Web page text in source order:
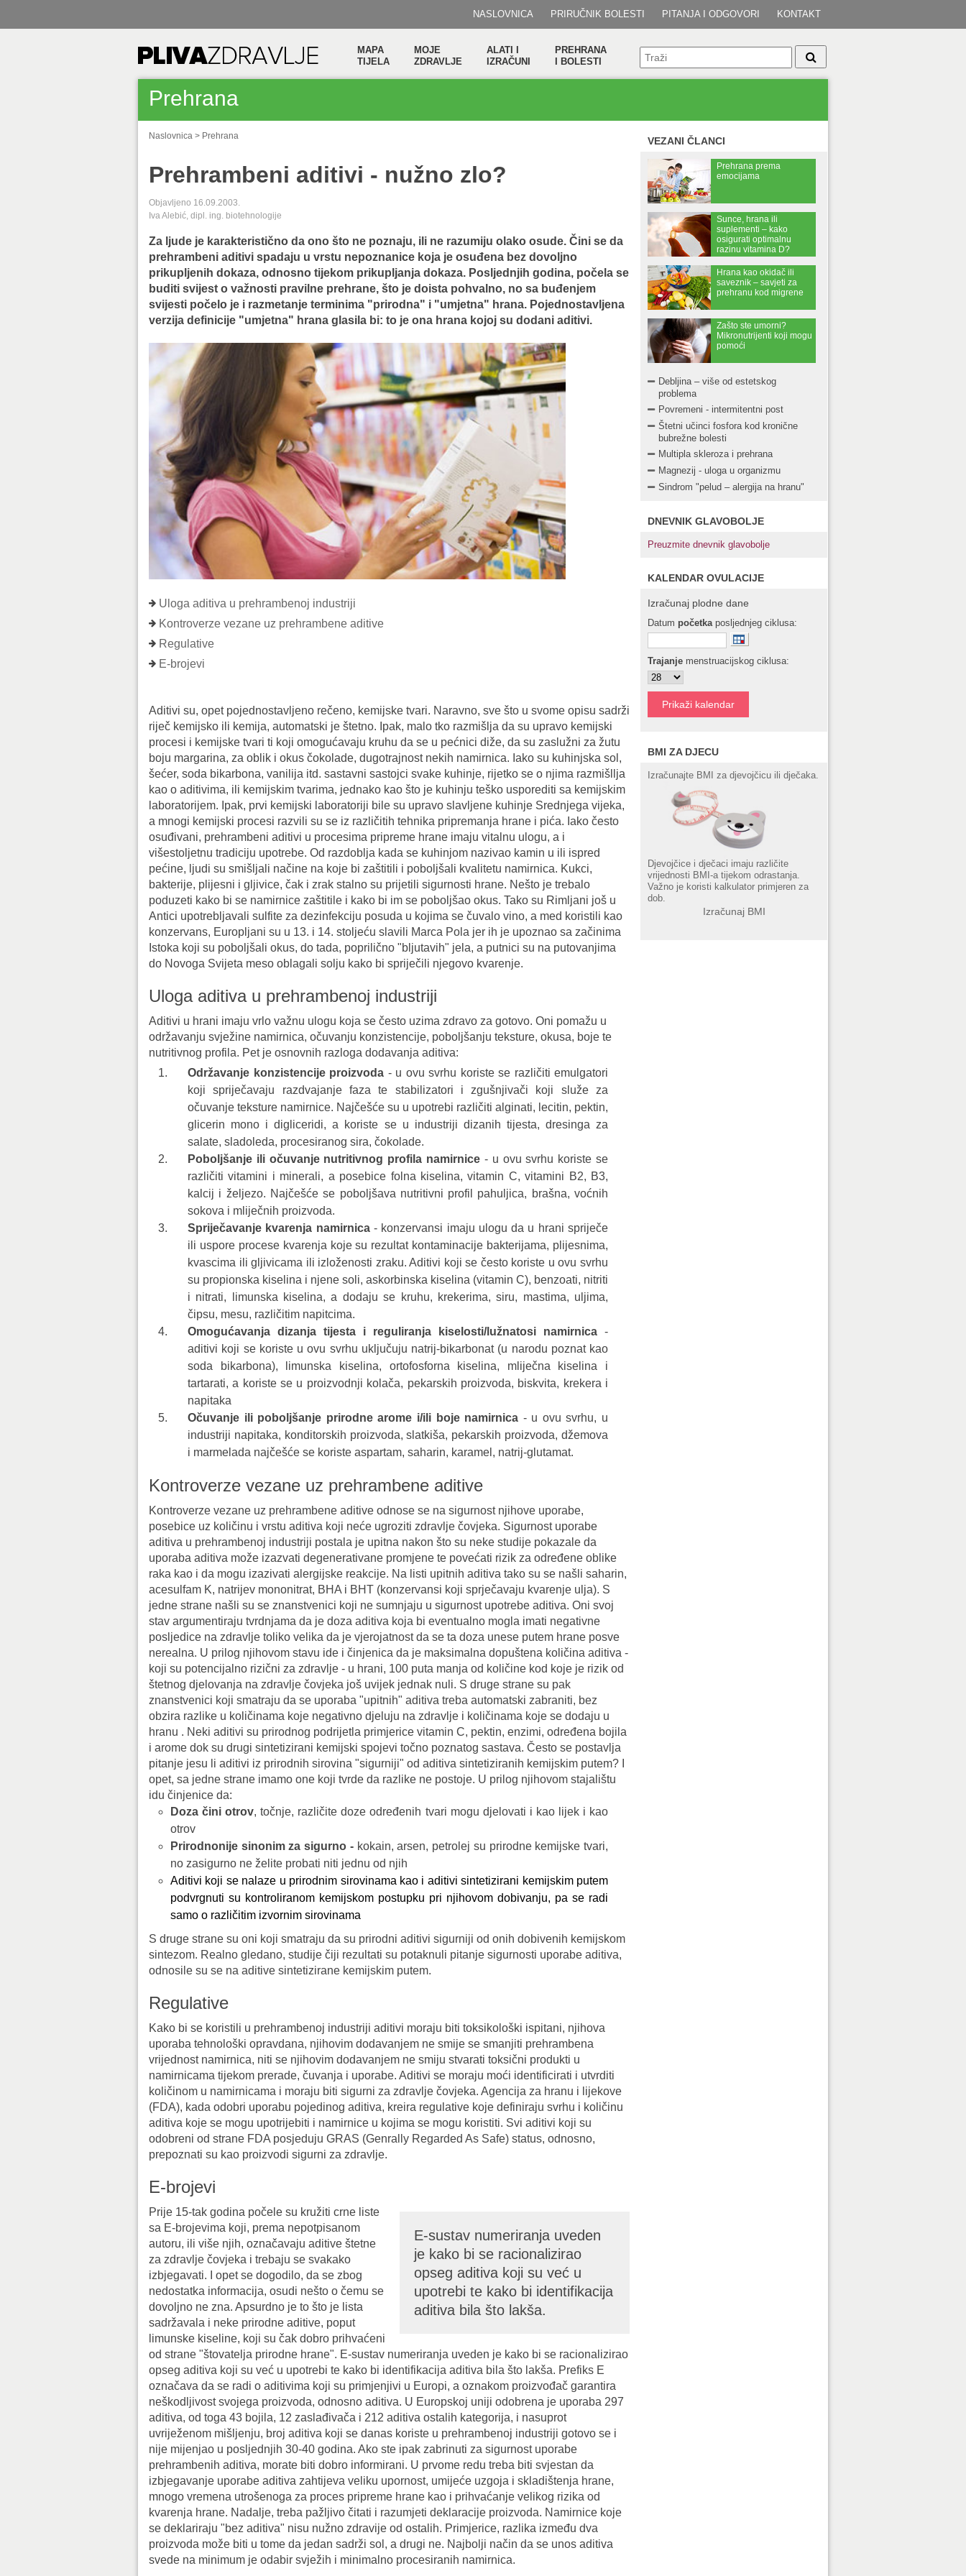
NASLOVNICA PRIRUČNIK BOLESTI PITANJA I ODGOVORI KONTAKT
MAPA
TIJELA
MOJE
ZDRAVLJE
ALATI I
IZRAČUNI
PREHRANA
I BOLESTI
Prehrana
Naslovnica > Prehrana
Prehrambeni aditivi - nužno zlo?
Objavljeno 16.09.2003.
Iva Alebić, dipl. ing. biotehnologije
Za ljude je karakteristično da ono što ne poznaju, ili ne razumiju olako osude. Čini se da
prehrambeni aditivi spadaju u vrstu nepoznanice koja je osuđena bez dovoljno
prikupljenih dokaza, odnosno tijekom prikupljanja dokaza. Posljednjih godina, počela se
buditi svijest o važnosti pravilne prehrane, što je doista pohvalno, no sa buđenjem
svijesti počelo je i razmetanje terminima "prirodna" i "umjetna" hrana. Pojednostavljena
verzija definicije "umjetna" hrana glasila bi: to je ona hrana kojoj su dodani aditivi.
Uloga aditiva u prehrambenoj industriji
Kontroverze vezane uz prehrambene aditive
Regulative
E-brojevi
Aditivi su, opet pojednostavljeno rečeno, kemijske tvari. Naravno, sve što u svome opisu sadrži
riječ kemijsko ili kemija, automatski je štetno. Ipak, malo tko razmišlja da su upravo kemijski
procesi i kemijske tvari ti koji omogućavaju kruhu da se u pećnici diže, da su zaslužni za žutu
boju margarina, za oblik i okus čokolade, dugotrajnost nekih namirnica. Iako su kuhinjska sol,
šećer, soda bikarbona, vanilija itd. sastavni sastojci svake kuhinje, rijetko se o njima razmišllja
kao o aditivima, ili kemijskim tvarima, jednako kao što je kuhinju teško usporediti sa kemijskim
laboratorijem. Ipak, prvi kemijski laboratoriji bile su upravo slavljene kuhinje Srednjega vijeka,
a mnogi kemijski procesi razvili su se iz različitih tehnika pripremanja hrane i pića. Iako često
osuđivani, prehrambeni aditivi u procesima pripreme hrane imaju vitalnu ulogu, a i
višestoljetnu tradiciju upotrebe. Od razdoblja kada se kuhinjom nazivao kamin u ili ispred
pećine, ljudi su smišljali načine na koje bi zaštitili i poboljšali kvalitetu namirnica. Kukci,
bakterije, plijesni i gljivice, čak i zrak stalno su prijetili sigurnosti hrane. Nešto je trebalo
poduzeti kako bi se namirnice zaštitile i kako bi im se poboljšao okus. Tako su Rimljani još u
Antici upotrebljavali sulfite za dezinfekciju posuda u kojima se čuvalo vino, a med koristili kao
konzervans, Europljani su u 13. i 14. stoljeću slavili Marca Pola jer ih je upoznao sa začinima
Istoka koji su poboljšali okus, do tada, poprilično "bljutavih" jela, a putnici su na putovanjima
do Novoga Svijeta meso oblagali solju kako bi spriječili njegovo kvarenje.
Uloga aditiva u prehrambenoj industriji
Aditivi u hrani imaju vrlo važnu ulogu koja se često uzima zdravo za gotovo. Oni pomažu u
održavanju svježine namirnica, očuvanju konzistencije, poboljšanju teksture, okusa, boje te
nutritivnog profila. Pet je osnovnih razloga dodavanja aditiva:
Održavanje konzistencije proizvoda - u ovu svrhu koriste se različiti emulgatori
koji spriječavaju razdvajanje faza te stabilizatori i zgušnjivači koji služe za
očuvanje teksture namirnice. Najčešće su u upotrebi različiti alginati, lecitin, pektin,
glicerin mono i digliceridi, a koriste se u industriji dizanih tijesta, dresinga za
salate, sladoleda, procesiranog sira, čokolade.
Poboljšanje ili očuvanje nutritivnog profila namirnice - u ovu svrhu koriste se
različiti vitamini i minerali, a posebice folna kiselina, vitamin C, vitamini B2, B3,
kalcij i željezo. Najčešće se poboljšava nutritivni profil pahuljica, brašna, voćnih
sokova i mliječnih proizvoda.
Spriječavanje kvarenja namirnica- konzervansi imaju ulogu da u hrani spriječe
ili uspore procese kvarenja koje su rezultat kontaminacije bakterijama, plijesnima,
kvascima ili gljivicama ili izloženosti zraku. Aditivi koji se često koriste u ovu svrhu
su propionska kiselina i njene soli, askorbinska kiselina (vitamin C), benzoati, nitriti
i nitrati, limunska kiselina, a dodaju se kruhu, krekerima, siru, mastima, uljima,
čipsu, mesu, različitim napitcima.
Omogućavanja dizanja tijesta i reguliranja kiselosti/lužnatosi namirnica -
aditivi koji se koriste u ovu svrhu uključuju natrij-bikarbonat (u narodu poznat kao
soda bikarbona), limunska kiselina, ortofosforna kiselina, mliječna kiselina i
tartarati, a koriste se u proizvodnji kolača, pekarskih proizvoda, biskvita, krekera i
napitaka
Očuvanje ili poboljšanje prirodne arome i/ili boje namirnica - u ovu svrhu, u
industriji napitaka, konditorskih proizvoda, slatkiša, pekarskih proizvoda, džemova
i marmelada najčešće se koriste aspartam, saharin, karamel, natrij-glutamat.
Kontroverze vezane uz prehrambene aditive
Kontroverze vezane uz prehrambene aditive odnose se na sigurnost njihove uporabe,
posebice uz količinu i vrstu aditiva koji neće ugroziti zdravlje čovjeka. Sigurnost uporabe
aditiva u prehrambenoj industriji postala je upitna nakon što su neke studije pokazale da
uporaba aditiva može izazvati degenerativane promjene te povećati rizik za određene oblike
raka kao i da mogu izazivati alergijske reakcije. Na listi upitnih aditiva tako su se našli saharin,
acesulfam K, natrijev mononitrat, BHA i BHT (konzervansi koji sprječavaju kvarenje ulja). S
jedne strane našli su se znanstvenici koji ne sumnjaju u sigurnost upotrebe aditiva. Oni svoj
stav argumentiraju tvrdnjama da je doza aditiva koja bi eventualno mogla imati negativne
posljedice na zdravlje toliko velika da je vjerojatnost da se ta doza unese putem hrane posve
nerealna. U prilog njihovom stavu ide i činjenica da je maksimalna dopuštena količina aditiva -
koji su potencijalno rizični za zdravlje - u hrani, 100 puta manja od količine kod koje je rizik od
štetnog djelovanja na zdravlje čovjeka još uvijek jednak nuli. S druge strane su pak
znanstvenici koji smatraju da se uporaba "upitnih" aditiva treba automatski zabraniti, bez
obzira razlike u količinama koje negativno djeluju na zdravlje i količinama koje se dodaju u
hranu . Neki aditivi su prirodnog podrijetla primjerice vitamin C, pektin, enzimi, određena bojila
i arome dok su drugi sintetizirani kemijski spojevi točno poznatog sastava. Često se postavlja
pitanje jesu li aditivi iz prirodnih sirovina "sigurniji" od aditiva sintetiziranih kemijskim putem? I
opet, sa jedne strane imamo one koji tvrde da razlike ne postoje. U prilog njihovom stajalištu
idu činjenice da:
Doza čini otrov, točnje, različite doze određenih tvari mogu djelovati i kao lijek i kao
otrov
Prirodnonije sinonim za sigurno -kokain, arsen, petrolej su prirodne kemijske tvari,
no zasigurno ne želite probati niti jednu od njih
Aditivi koji se nalaze u prirodnim sirovinama kao i aditivi sintetizirani kemijskim putem
podvrgnuti su kontroliranom kemijskom postupku pri njihovom dobivanju, pa se radi
samo o različitim izvornim sirovinama
S druge strane su oni koji smatraju da su prirodni aditivi sigurniji od onih dobivenih kemijskom
sintezom. Realno gledano, studije čiji rezultati su potaknuli pitanje sigurnosti uporabe aditiva,
odnosile su se na aditive sintetizirane kemijskim putem.
Regulative
Kako bi se koristili u prehrambenoj industriji aditivi moraju biti toksikološki ispitani, njihova
uporaba tehnološki opravdana, njihovim dodavanjem ne smije se smanjiti prehrambena
vrijednost namirnica, niti se njihovim dodavanjem ne smiju stvarati toksični produkti u
namirnicama tijekom prerade, čuvanja i uporabe. Aditivi se moraju moći identificirati i utvrditi
količinom u namirnicama i moraju biti sigurni za zdravlje čovjeka. Agencija za hranu i lijekove
(FDA), kada odobri uporabu pojedinog aditiva, kreira regulative koje definiraju svrhu i količinu
aditiva koje se mogu upotrijebiti i namirnice u kojima se mogu koristiti. Svi aditivi koji su
odobreni od strane FDA posjeduju GRAS (Genrally Regarded As Safe) status, odnosno,
prepoznati su kao proizvodi sigurni za zdravlje.
E-brojevi
E-sustav numeriranja uveden
je kako bi se racionalizirao
opseg aditiva koji su već u
upotrebi te kako bi identifikacija
aditiva bila što lakša.
Prije 15-tak godina počele su kružiti crne liste
sa E-brojevima koji, prema nepotpisanom
autoru, ili više njih, označavaju aditive štetne
za zdravlje čovjeka i trebaju se svakako
izbjegavati. I opet se dogodilo, da se zbog
nedostatka informacija, osudi nešto o čemu se
dovoljno ne zna. Apsurdno je to što je lista
sadržavala i neke prirodne aditive, poput
limunske kiseline, koji su čak dobro prihvaćeni
od strane "štovatelja prirodne hrane". E-sustav numeriranja uveden je kako bi se racionalizirao
opseg aditiva koji su već u upotrebi te kako bi identifikacija aditiva bila što lakša. Prefiks E
označava da se radi o aditivima koji su primjenjivi u Europi, a oznakom proizvođač garantira
neškodljivost svojega proizvoda, odnosno aditiva. U Europskoj uniji odobrena je uporaba 297
aditiva, od toga 43 bojila, 12 zaslađivača i 212 aditiva ostalih kategorija, i nasuprot
uvriježenom mišljenju, broj aditiva koji se danas koriste u prehrambenoj industriji gotovo se i
nije mijenjao u posljednjih 30-40 godina. Ako ste ipak zabrinuti za sigurnost uporabe
prehrambenih aditiva, morate biti dobro informirani. U prvome redu treba biti svjestan da
izbjegavanje uporabe aditiva zahtijeva veliku upornost, umijeće uzgoja i skladištenja hrane,
mnogo vremena utrošenoga za proces pripreme hrane kao i prihvaćanje velikog rizika od
kvarenja hrane. Nadalje, treba pažljivo čitati i razumjeti deklaracije proizvoda. Namirnice koje
se deklariraju "bez aditiva" nisu nužno zdravije od ostalih. Primjerice, razlika između dva
proizvoda može biti u tome da jedan sadrži sol, a drugi ne. Najbolji način da se unos aditiva
svede na minimum je odabir svježih i minimalno procesiranih namirnica.
VEZANI ČLANCI
Prehrana prema
emocijama
Sunce, hrana ili
suplementi – kako
osigurati optimalnu
razinu vitamina D?
Hrana kao okidač ili
saveznik – savjeti za
prehranu kod migrene
Zašto ste umorni?
Mikronutrijenti koji mogu
pomoći
Debljina – više od estetskog
problema
Povremeni - intermitentni post
Štetni učinci fosfora kod kronične
bubrežne bolesti
Multipla skleroza i prehrana
Magnezij - uloga u organizmu
Sindrom "pelud – alergija na hranu"
DNEVNIK GLAVOBOLJE
Preuzmite dnevnik glavobolje
KALENDAR OVULACIJE
Izračunaj plodne dane
Datum početkaposljednjeg ciklusa:
Trajanje menstruacijskog ciklusa:
BMI ZA DJECU
Izračunajte BMI za djevojčicu ili dječaka.
Djevojčice i dječaci imaju različite
vrijednosti BMI-a tijekom odrastanja.
Važno je koristi kalkulator primjeren za
dob.
Izračunaj BMI